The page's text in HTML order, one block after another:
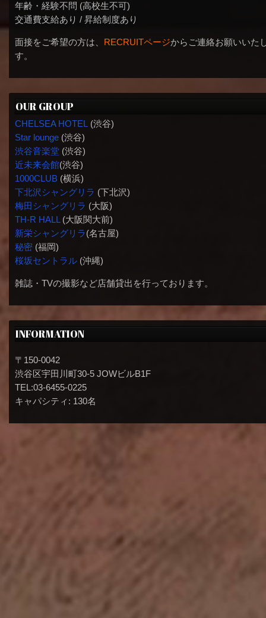
年齢・経験不問 (高校生不可)
交通費支給あり / 昇給制度あり
面接をご希望の方は、 RECRUITページからご連絡お願いいた
す。
OUR GROUP
CHELSEA HOTEL (渋谷)
Star lounge(渋谷)
渋谷音楽堂(渋谷)
近未来会館(渋谷)
1000CLUB(横浜)
下北沢シャングリラ (下北沢)
梅田シャングリラ (大阪)
TH-R HALL(大阪関大前)
新栄シャングリラ(名古屋)
秘密(福岡)
桜坂セントラル(沖縄)
雑誌・TVの撮影など店舗貸出を行っております。
INFORMATION
〒150-0042
渋谷区宇田川町30-5 JOWビルB1F
TEL:03-6455-0225
キャパシティ: 130名